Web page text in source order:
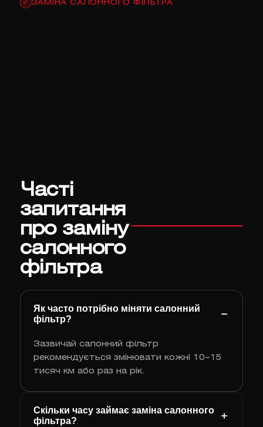
✓ ЗАМІНА САЛОННОГО ФІЛЬТРА
Часті
запитання
про заміну
салонного
фільтра
Як часто потрібно міняти салонний
фільтр?
Зазвичай салонний фільтр
рекомендується змінювати кожні 10–15
тисяч км або раз на рік.
Скільки часу займає заміна салонного
фільтра?